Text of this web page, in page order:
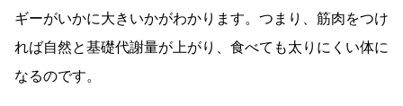
ギーがいかに大きいかがわかります。つまり、筋肉をつけ
れば自然と基礎代謝量が上がり、食べても太りにくい体に
なるのです。